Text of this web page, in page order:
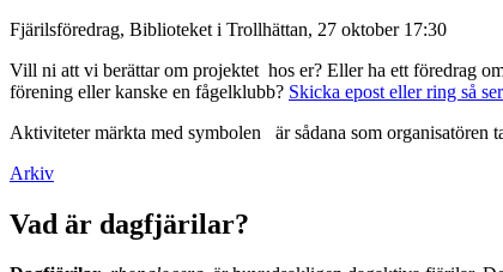
Fjärilsföredrag, Biblioteket i Trollhättan, 27 oktober 17:30
Vill ni att vi berättar om projektet hos er? Eller ha ett föredrag
förening eller kanske en fågelklubb? Skicka epost eller ring så
Aktiviteter märkta med symbolen
är sådana som organisatören
Arkiv
Vad är dagfjärilar?